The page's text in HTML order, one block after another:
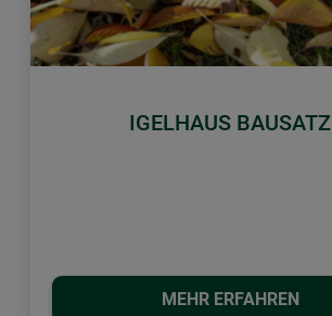
IGELHAUS BAUSATZ
MEHR ERFAHREN